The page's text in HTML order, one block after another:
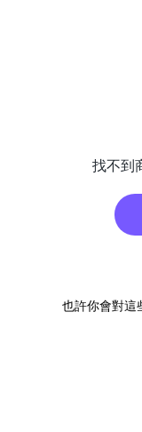
找不到
也許你會對這